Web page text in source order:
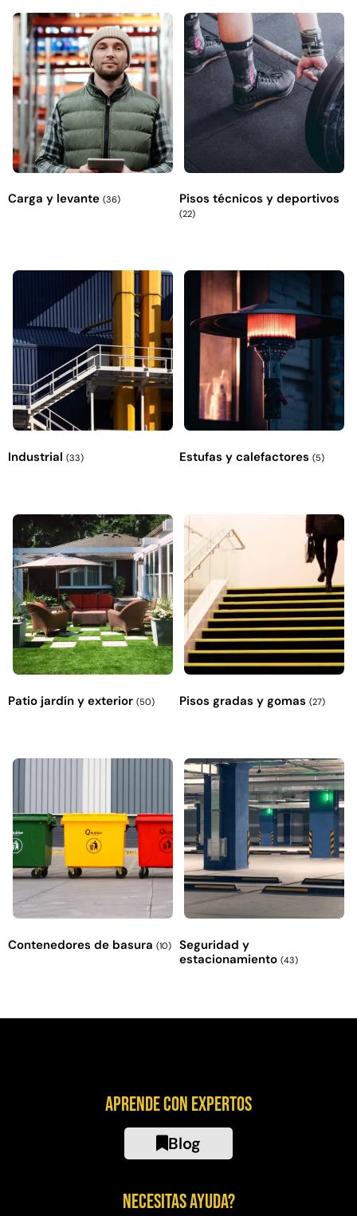
Carga y levante (36) Pisos técnicos y deportivos
(22)
Industrial (33) Estufas y calefactores (5)
Patio jardín y exterior (50) Pisos gradas y gomas (27)
Contenedores de basura (10)
Seguridad y
estacionamiento (43)
Aprende con expertos
Blog
Necesitas ayuda?